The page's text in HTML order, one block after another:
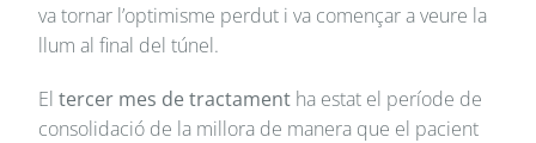
va tornar l’optimisme perdut i va començar a veure la
llum al final del túnel.
El tercer mes de tractamentha estat el període de
consolidació de la millora de manera que el pacient